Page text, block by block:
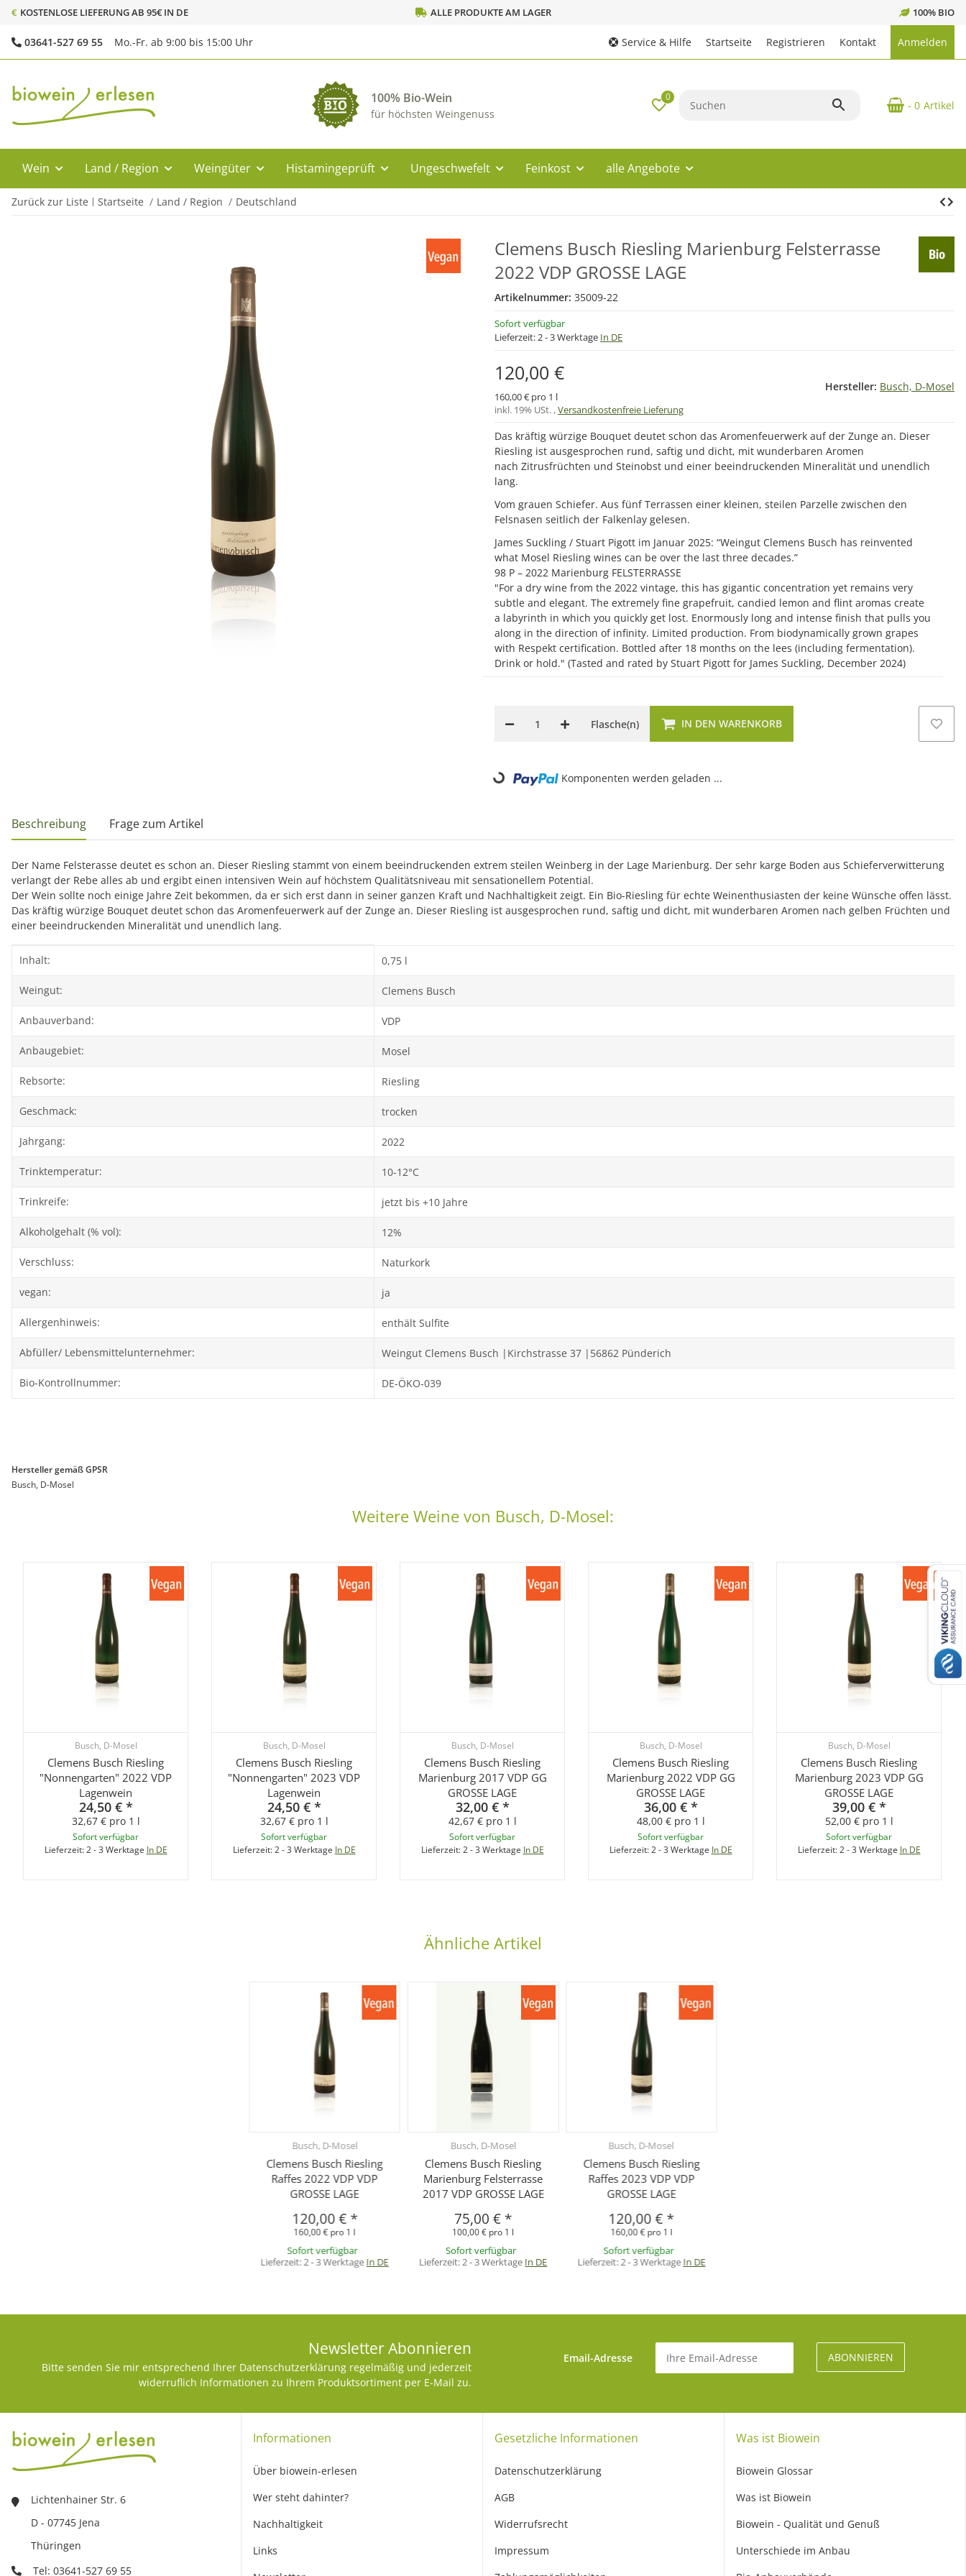
€ KOSTENLOSE LIEFERUNG AB 95€ IN DE ALLE PRODUKTE AM LAGER 100% BIO
03641-527 69 55 Mo.-Fr. ab 9:00 bis 15:00 Uhr Service & Hilfe Startseite Registrieren Kontakt Anmelden
100% Bio-Wein
für höchsten Weingenuss
0
- 0 Artikel
Wein Land / Region Weingüter Histamingeprüft Ungeschwefelt Feinkost alle Angebote
Zurück zur Liste Startseite Land / Region Deutschland
Clemens Busch Riesling Marienburg Felsterrasse
2022 VDP GROSSE LAGE
Artikelnummer: 35009-22
Sofort verfügbar
Lieferzeit:2 - 3 Werktage In DE
120,00 €
160,00 € pro 1 l
inkl. 19% USt. ,Versandkostenfreie Lieferung
Hersteller: Busch, D-Mosel
Das kräftig würzige Bouquet deutet schon das Aromenfeuerwerk auf der Zunge an. Dieser
Riesling ist ausgesprochen rund, saftig und dicht, mit wunderbaren Aromen
nach Zitrusfrüchten und Steinobst und einer beeindruckenden Mineralität und unendlich
lang.
Vom grauen Schiefer. Aus fünf Terrassen einer kleinen, steilen Parzelle zwischen den
Felsnasen seitlich der Falkenlay gelesen.
James Suckling / Stuart Pigott im Januar 2025: “Weingut Clemens Busch has reinvented
what Mosel Riesling wines can be over the last three decades.”
98 P – 2022 Marienburg FELSTERRASSE
"For a dry wine from the 2022 vintage, this has gigantic concentration yet remains very
subtle and elegant. The extremely fine grapefruit, candied lemon and flint aromas create
a labyrinth in which you quickly get lost. Enormously long and intense finish that pulls you
along in the direction of infinity. Limited production. From biodynamically grown grapes
with Respekt certification. Bottled after 18 months on the lees (including fermentation).
Drink or hold." (Tasted and rated by Stuart Pigott for James Suckling, December 2024)
Flasche(n) IN DEN WARENKORB
Loading... Komponenten werden geladen ...
weitere Registerkarten anzeigen
Beschreibung Frage zum Artikel
Der Name Felsterasse deutet es schon an. Dieser Riesling stammt von einem beeindruckenden extrem steilen Weinberg in der Lage Marienburg. Der sehr karge Boden aus Schieferverwitterung
verlangt der Rebe alles ab und ergibt einen intensiven Wein auf höchstem Qualitätsniveau mit sensationellem Potential.
Der Wein sollte noch einige Jahre Zeit bekommen, da er sich erst dann in seiner ganzen Kraft und Nachhaltigkeit zeigt. Ein Bio-Riesling für echte Weinenthusiasten der keine Wünsche offen lässt.
Das kräftig würzige Bouquet deutet schon das Aromenfeuerwerk auf der Zunge an. Dieser Riesling ist ausgesprochen rund, saftig und dicht, mit wunderbaren Aromen nach gelben Früchten und
einer beeindruckenden Mineralität und unendlich lang.
Produkteigenschaft
Wert
Inhalt: 0,75 l
Weingut: Clemens Busch
Anbauverband: VDP
Anbaugebiet: Mosel
Rebsorte: Riesling
Geschmack: trocken
Jahrgang: 2022
Trinktemperatur: 10-12°C
Trinkreife: jetzt bis +10 Jahre
Alkoholgehalt (% vol): 12%
Verschluss: Naturkork
vegan: ja
Allergenhinweis: enthält Sulfite
Abfüller/ Lebensmittelunternehmer: Weingut Clemens Busch |Kirchstrasse 37 |56862 Pünderich
Bio-Kontrollnummer: DE-ÖKO-039
Hersteller gemäß GPSR
Busch, D-Mosel
Weitere Weine von Busch, D-Mosel:
Busch, D-Mosel
Clemens Busch Riesling
"Nonnengarten" 2022 VDP
Lagenwein
24,50 € *
32,67 € pro 1 l
Sofort verfügbar
Lieferzeit:2 - 3 Werktage In DE
Busch, D-Mosel
Clemens Busch Riesling
"Nonnengarten" 2023 VDP
Lagenwein
24,50 € *
32,67 € pro 1 l
Sofort verfügbar
Lieferzeit:2 - 3 Werktage In DE
Busch, D-Mosel
Clemens Busch Riesling
Marienburg 2017 VDP GG
GROSSE LAGE
32,00 € *
42,67 € pro 1 l
Sofort verfügbar
Lieferzeit:2 - 3 Werktage In DE
Busch, D-Mosel
Clemens Busch Riesling
Marienburg 2022 VDP GG
GROSSE LAGE
36,00 € *
48,00 € pro 1 l
Sofort verfügbar
Lieferzeit:2 - 3 Werktage In DE
Busch, D-Mosel
Clemens Busch Riesling
Marienburg 2023 VDP GG
GROSSE LAGE
39,00 € *
52,00 € pro 1 l
Sofort verfügbar
Lieferzeit:2 - 3 Werktage In DE
Ähnliche Artikel
Busch, D-Mosel
Clemens Busch Riesling
Raffes 2022 VDP VDP
GROSSE LAGE
120,00 €*
160,00 € pro 1 l
Sofort verfügbar
Lieferzeit:2 - 3 WerktageIn DE
Busch, D-Mosel
Clemens Busch Riesling
Marienburg Felsterrasse
2017 VDP GROSSE LAGE
75,00 € *
100,00 € pro 1 l
Sofort verfügbar
Lieferzeit:2 - 3 Werktage In DE
Busch, D-Mosel
Clemens Busch Riesling
Raffes 2023 VDP VDP
GROSSE LAGE
120,00 €*
160,00 € pro 1 l
Sofort verfügbar
Lieferzeit:2 - 3 WerktageIn DE
Newsletter Abonnieren
Bitte senden Sie mir entsprechend Ihrer Datenschutzerklärung regelmäßig und jederzeit
widerruflich Informationen zu Ihrem Produktsortiment per E-Mail zu.
Email-Adresse
Lichtenhainer Str. 6
D - 07745 Jena
Thüringen
Tel: 03641-527 69 55
Informationen
Über biowein-erlesen
Wer steht dahinter?
Nachhaltigkeit
Links
Gesetzliche Informationen
Datenschutzerklärung
AGB
Widerrufsrecht
Impressum
Was ist Biowein
Biowein Glossar
Was ist Biowein
Biowein - Qualität und Genuß
Unterschiede im Anbau